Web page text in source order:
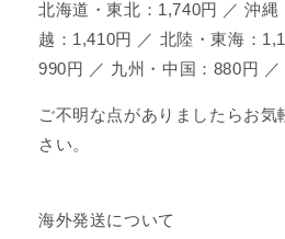
北海道・東北：1,740円 ／ 沖
越：1,410円 ／ 北陸・東海：
990円 ／ 九州・中国：880円 ／
ご不明な点がありましたらお
さい。
海外発送について